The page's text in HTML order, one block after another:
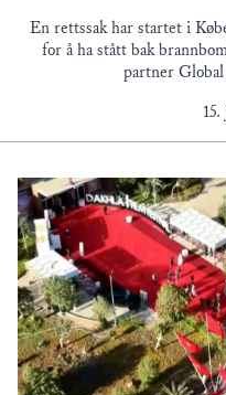
En rettssak har startet i
for å ha stått bak
partner